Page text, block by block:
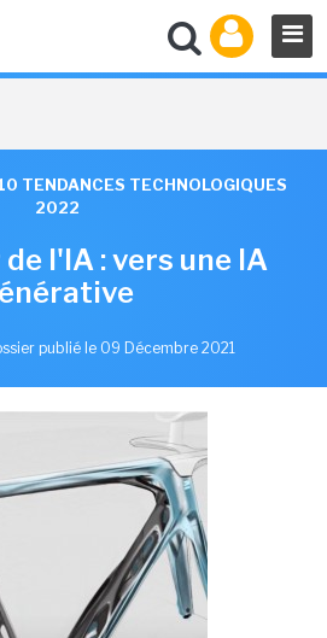
TENDANCES TECHNOLOGIQUES
2022
l'IA : vers une IA
publié le 09 Décembre 2021